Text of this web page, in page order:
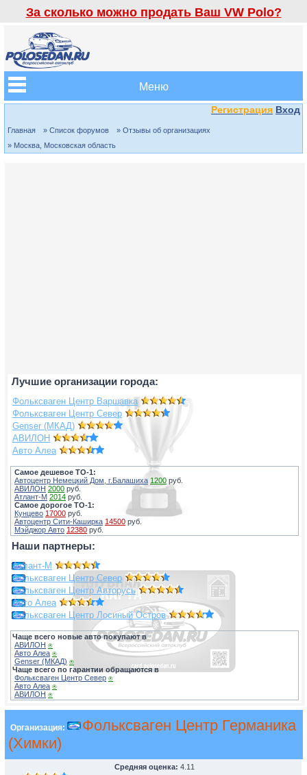
За сколько можно продать Ваш VW Polo?
Меню
Регистрация Вход
Главная » Список форумов
» Отзывы об организациях
» Москва, Московская область
Лучшие организации города:
Фольксваген Центр Варшавка
Фольксваген Центр Север
Genser (МКАД)
АВИЛОН
Авто Алеа
Самое дешевое ТО-1:
Автоцентр Немецкий Дом, г.Балашиха 1200 руб.
АВИЛОН 2000 руб.
Атлант-М 2014 руб.
Самое дорогое ТО-1:
Кунцево 17000 руб.
Автоцентр Сити-Каширка 14500 руб.
Мэйджор Авто 12380 руб.
Наши партнеры:
Атлант-М
Фольксваген Центр Север
Фольксваген Центр Авторусь
Авто Алеа
Фольксваген Центр Лосиный Остров
Чаще всего новые авто покупают в
АВИЛОН ⍟
Авто Алеа ⍟
Genser (МКАД) ⍟
Чаще всего по гарантии обращаются в
Фольксваген Центр Север ⍟
Авто Алеа ⍟
АВИЛОН ⍟
Организация:
Фольксваген Центр Германика
(Химки)
Средняя оценка: 4.11